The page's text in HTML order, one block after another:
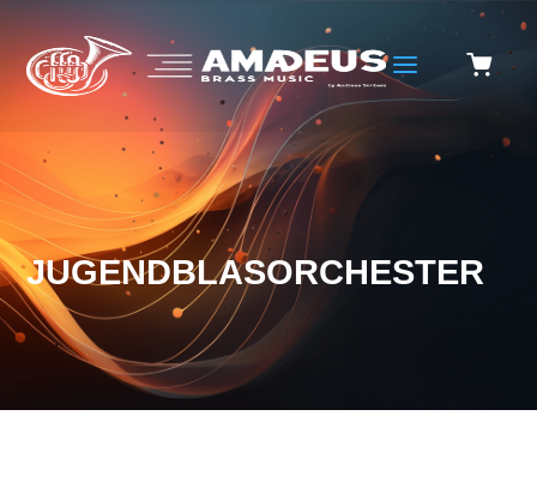
a
JUGENDBLASORCHESTER